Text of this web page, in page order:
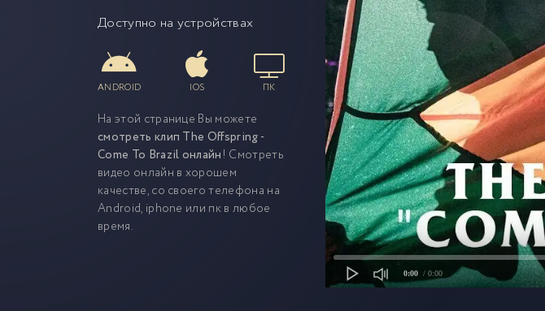
Доступно на устройствах
ANDROID IOS ПК
На этой странице Вы можете
смотреть клип The Offspring -
Come To Brazil онлайн! Смотреть
видео онлайн в хорошем
качестве, со своего телефона на
Android, iphone или пк в любое
время.
0:00 / 0:00